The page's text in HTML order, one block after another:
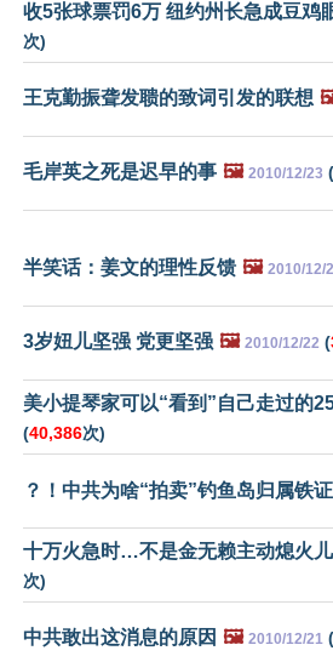
收5张球票罚6万 纽约州长急成豆鸡
次)
王克勤振聋发聩的致词引发的联想
毛岸英之死是迟早的事 🖼️ 2010/12/23 (
半笑话：姜文的理性反馈 🖼️ 2010/12/
3岁妞儿坚强 党更坚强 🖼️ 2010/12/22 (
美小提琴家可以“看到”自己走过的
(40,386次)
？！中共为啥“拍卖”钓鱼岛归属铁证
十万火急时…不是金无赖主动熄火儿
次)
中共敢出这消息的原因 🖼️ 2010/12/21 (